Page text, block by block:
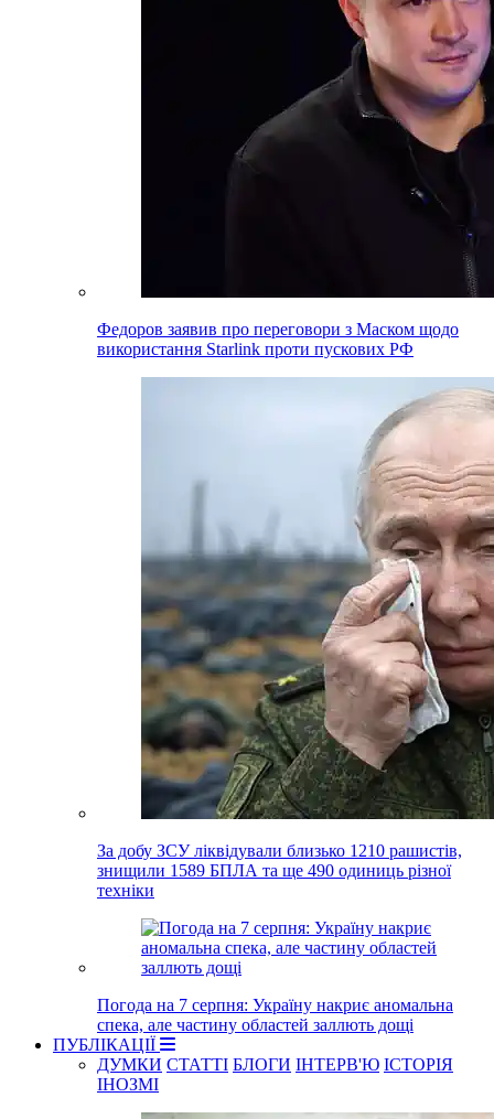
Федоров заявив про переговори з Маском щодо
використання Starlink проти пускових РФ
За добу ЗСУ ліквідували близько 1210 рашистів,
знищили 1589 БПЛА та ще 490 одиниць різної
техніки
Погода на 7 серпня: Україну накриє аномальна
спека, але частину областей заллють дощі
ПУБЛІКАЦІЇ
ДУМКИ СТАТТІ БЛОГИ ІНТЕРВ'Ю ІСТОРІЯ
ІНОЗМІ